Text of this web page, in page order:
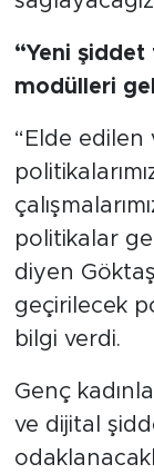
“Yeni şiddet
modülleri
“Elde
politikalar
diyen
geçirilecek
bilgi verdi.
Genç
ve dijital